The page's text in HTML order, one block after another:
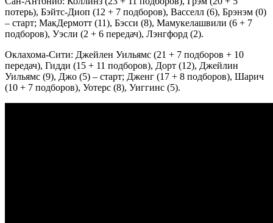
потерь), Бэйтс-Диоп (12 + 7 подборов), Васселл (6), Брэнэм (0)
– старт; МакДермотт (11), Бэсси (8), Мамукелашвили (6 + 7
подборов), Уэсли (2 + 6 передач), Лэнгфорд (2).
Оклахома-Сити: Джейлен Уильямс (21 + 7 подборов + 10
передач), Гидди (15 + 11 подборов), Дорт (12), Джейлин
Уильямс (9), Джо (5) – старт; Дженг (17 + 8 подборов), Шарич
(10 + 7 подборов), Уотерс (8), Уиггинс (5).